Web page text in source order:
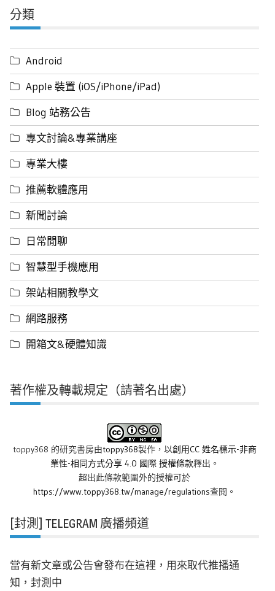
分類
Android
Apple 裝置 (iOS/iPhone/iPad)
Blog 站務公告
專文討論&專業講座
專業大樓
推薦軟體應用
新聞討論
日常閒聊
智慧型手機應用
架站相關教學文
網路服務
開箱文&硬體知識
著作權及轉載規定（請著名出處）
toppy368 的研究書房由toppy368製作，以創用CC 姓名標示-非商
業性-相同方式分享 4.0 國際 授權條款釋出。
超出此條款範圍外的授權可於
https://www.toppy368.tw/manage/regulations查閱。
[封測] TELEGRAM 廣播頻道
當有新文章或公告會發布在這裡，用來取代推播通
知，封測中